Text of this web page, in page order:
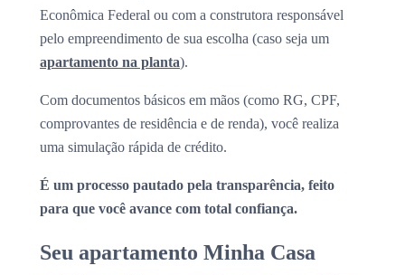
Econômica Federal ou com a construtora responsável
pelo empreendimento de sua escolha (caso seja um
apartamento na planta).
Com documentos básicos em mãos (como RG, CPF,
comprovantes de residência e de renda), você realiza
uma simulação rápida de crédito.
É um processo pautado pela transparência, feito
para que você avance com total confiança.
Seu apartamento Minha Casa